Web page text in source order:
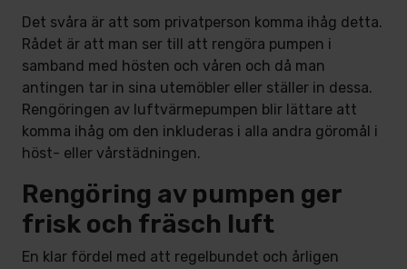
Det svåra är att som privatperson komma ihåg detta.
Rådet är att man ser till att rengöra pumpen i
samband med hösten och våren och då man
antingen tar in sina utemöbler eller ställer in dessa.
Rengöringen av luftvärmepumpen blir lättare att
komma ihåg om den inkluderas i alla andra göromål i
höst- eller vårstädningen.
Rengöring av pumpen ger
frisk och fräsch luft
En klar fördel med att regelbundet och årligen